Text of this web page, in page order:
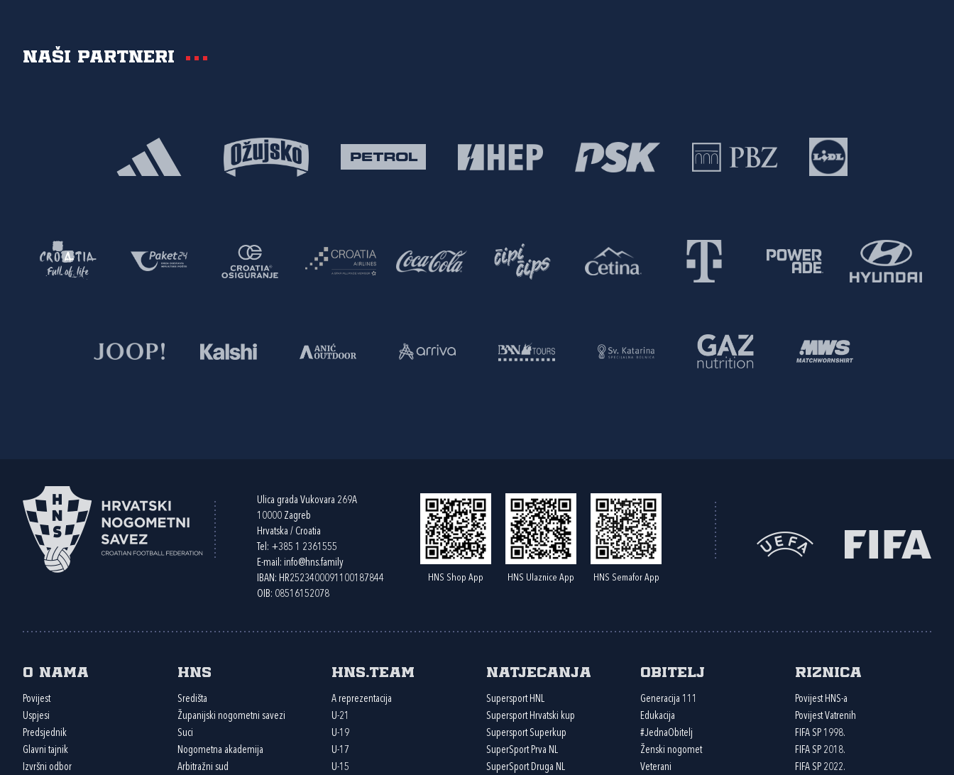
Naši partneri
Ulica grada Vukovara 269A
10000 Zagreb
Hrvatska / Croatia
Tel: +385 1 2361555
E-mail: info@hns.family
IBAN: HR2523400091100187844
OIB: 08516152078
HNS Shop App HNS Ulaznice App HNS Semafor App
O nama
Povijest
Uspjesi
Predsjednik
Glavni tajnik
Izvršni odbor
HNS
Središta
Županijski nogometni savezi
Suci
Nogometna akademija
Arbitražni sud
HNS.team
A reprezentacija
U-21
U-19
U-17
U-15
Natjecanja
Supersport HNL
Supersport Hrvatski kup
Supersport Superkup
SuperSport Prva NL
SuperSport Druga NL
Obitelj
Generacija 111
Edukacija
#JednaObitelj
Ženski nogomet
Veterani
Riznica
Povijest HNS-a
Povijest Vatrenih
FIFA SP 1998.
FIFA SP 2018.
FIFA SP 2022.